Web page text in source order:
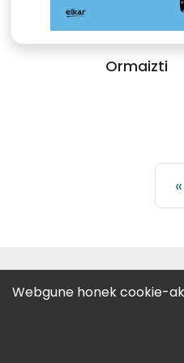
Ormaizti
Webgune honek cookie-